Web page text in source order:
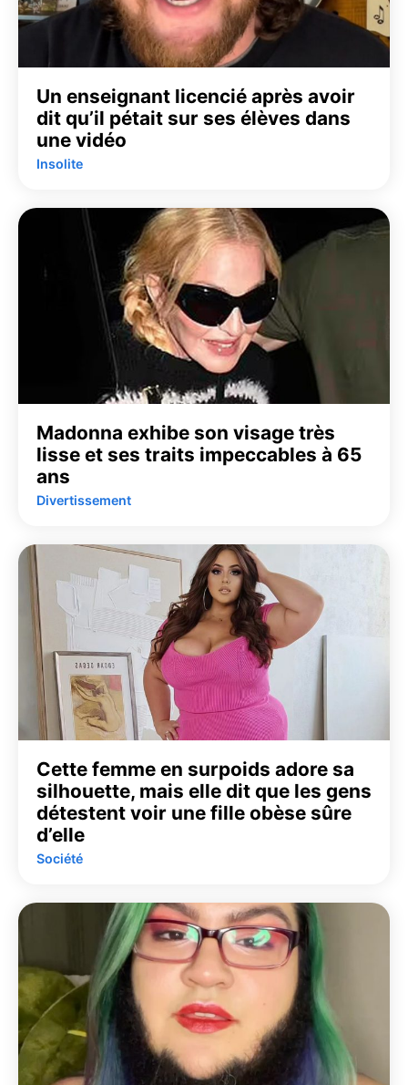
Un enseignant licencié après avoir
dit qu’il pétait sur ses élèves dans
une vidéo
Insolite
Madonna exhibe son visage très
lisse et ses traits impeccables à 65
ans
Divertissement
Cette femme en surpoids adore sa
silhouette, mais elle dit que les gens
détestent voir une fille obèse sûre
d’elle
Société